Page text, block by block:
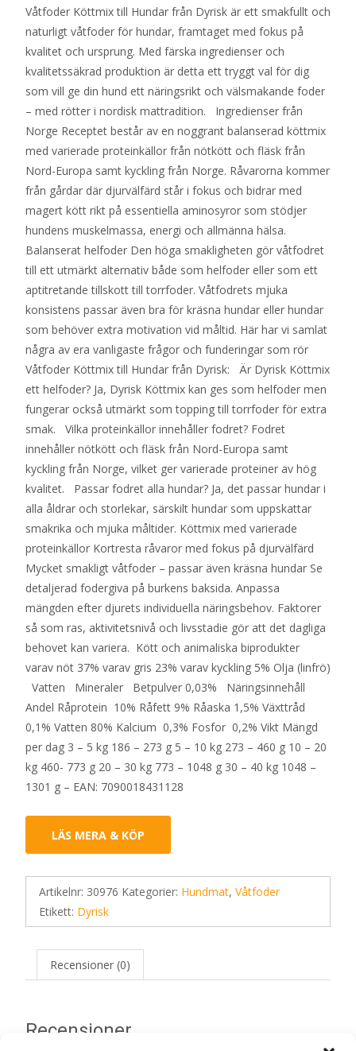
Våtfoder Köttmix till Hundar från Dyrisk är ett smakfullt och
naturligt våtfoder för hundar, framtaget med fokus på
kvalitet och ursprung. Med färska ingredienser och
kvalitets­säkrad produktion är detta ett tryggt val för dig
som vill ge din hund ett näringsrikt och välsmakande foder
– med rötter i nordisk mattradition. Ingredienser från
Norge Receptet består av en noggrant balanserad köttmix
med varierade proteinkällor från nötkött och fläsk från
Nord-Europa samt kyckling från Norge. Råvarorna kommer
från gårdar där djurvälfärd står i fokus och bidrar med
magert kött rikt på essentiella aminosyror som stödjer
hundens muskelmassa, energi och allmänna hälsa.
Balanserat helfoder Den höga smakligheten gör våtfodret
till ett utmärkt alternativ både som helfoder eller som ett
aptitretande tillskott till torrfoder. Våtfodrets mjuka
konsistens passar även bra för kräsna hundar eller hundar
som behöver extra motivation vid måltid. Här har vi samlat
några av era vanligaste frågor och funderingar som rör
Våtfoder Köttmix till Hundar från Dyrisk: Är Dyrisk Köttmix
ett helfoder? Ja, Dyrisk Köttmix kan ges som helfoder men
fungerar också utmärkt som topping till torrfoder för extra
smak. Vilka proteinkällor innehåller fodret? Fodret
innehåller nötkött och fläsk från Nord-Europa samt
kyckling från Norge, vilket ger varierade proteiner av hög
kvalitet. Passar fodret alla hundar? Ja, det passar hundar i
alla åldrar och storlekar, särskilt hundar som uppskattar
smakrika och mjuka måltider. Köttmix med varierade
proteinkällor Kortresta råvaror med fokus på djurvälfärd
Mycket smakligt våtfoder – passar även kräsna hundar Se
detaljerad fodergiva på burkens baksida. Anpassa
mängden efter djurets individuella näringsbehov. Faktorer
så som ras, aktivitetsnivå och livsstadie gör att det dagliga
behovet kan variera. Kött och animaliska biprodukter
varav nöt 37% varav gris 23% varav kyckling 5% Olja (linfrö)
Vatten Mineraler Betpulver 0,03% Näringsinnehåll
Andel Råprotein 10% Råfett 9% Råaska 1,5% Växttråd
0,1% Vatten 80% Kalcium 0,3% Fosfor 0,2% Vikt Mängd
per dag 3 – 5 kg 186 – 273 g 5 – 10 kg 273 – 460 g 10 – 20
kg 460- 773 g 20 – 30 kg 773 – 1048 g 30 – 40 kg 1048 –
1301 g – EAN: 7090018431128
LÄS MERA & KÖP
Artikelnr: 30976 Kategorier: Hundmat, Våtfoder
Etikett: Dyrisk
Recensioner (0)
Recensioner